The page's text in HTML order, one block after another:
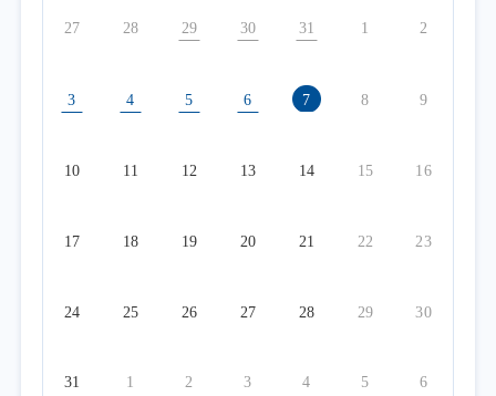
27 28 29 30 31 1 2
3 4 5 6 7 8 9
10 11 12 13 14 15 16
17 18 19 20 21 22 23
24 25 26 27 28 29 30
31 1 2 3 4 5 6